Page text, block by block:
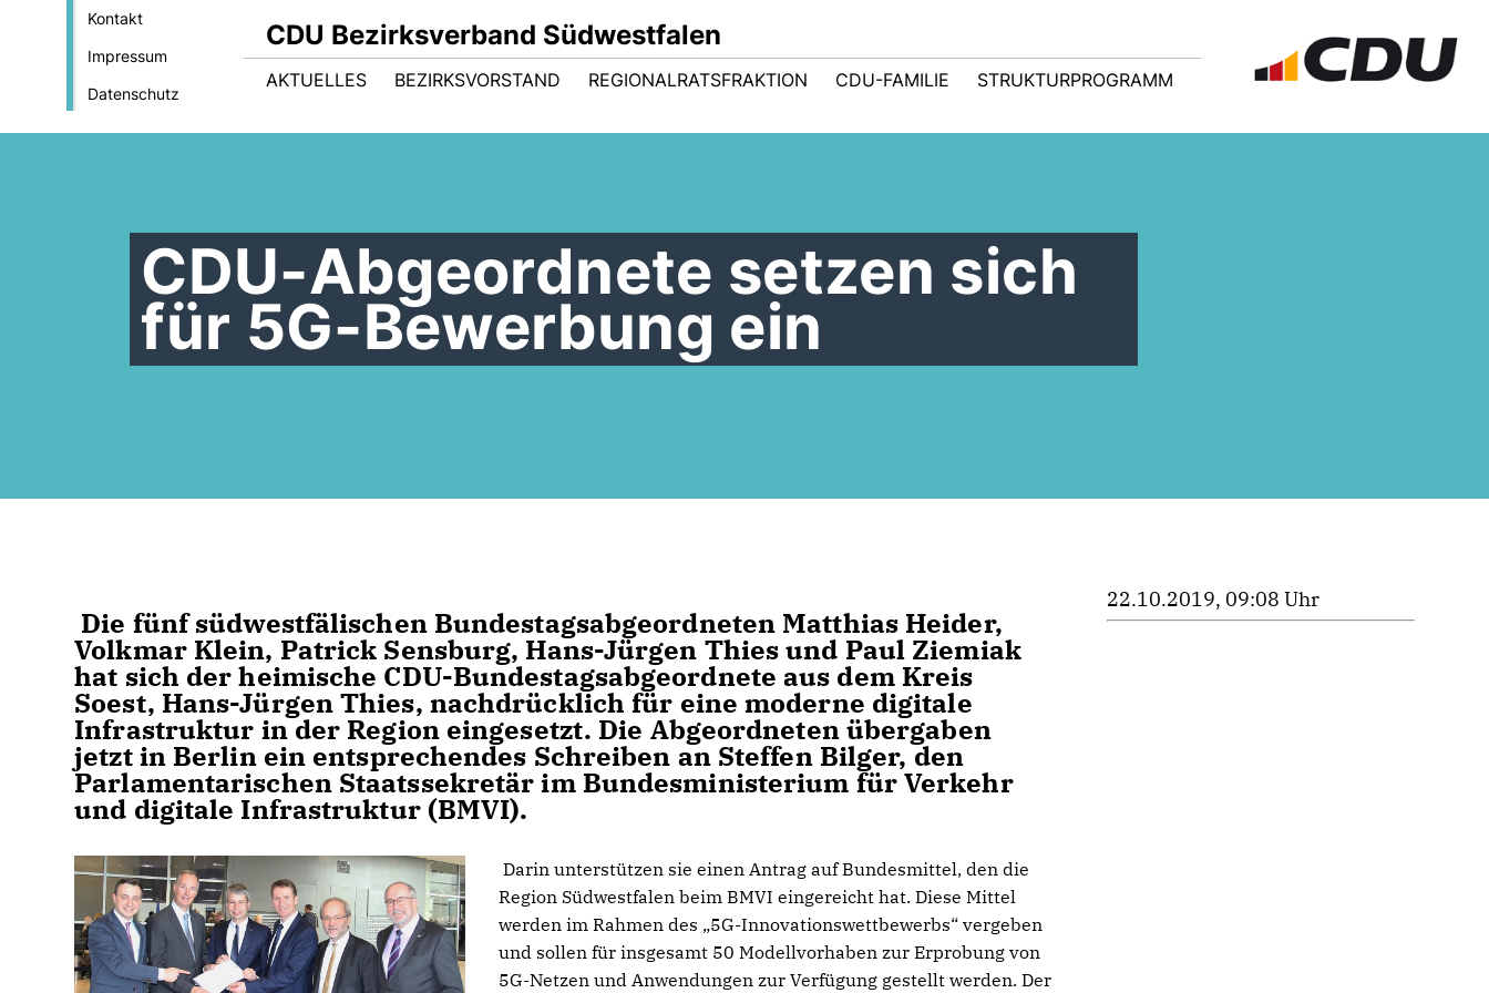
Kontakt
Impressum
Datenschutz
CDU Bezirksverband Südwestfalen
AKTUELLES BEZIRKSVORSTAND REGIONALRATSFRAKTION CDU-FAMILIE STRUKTURPROGRAMM
CDU-Abgeordnete setzen sich
für 5G-Bewerbung ein
Die fünf südwestfälischen Bundestagsabgeordneten Matthias Heider,
Volkmar Klein, Patrick Sensburg, Hans-Jürgen Thies und Paul Ziemiak
hat sich der heimische CDU-Bundestagsabgeordnete aus dem Kreis
Soest, Hans-Jürgen Thies, nachdrücklich für eine moderne digitale
Infrastruktur in der Region eingesetzt. Die Abgeordneten übergaben
jetzt in Berlin ein entsprechendes Schreiben an Steffen Bilger, den
Parlamentarischen Staatssekretär im Bundesministerium für Verkehr
und digitale Infrastruktur (BMVI).
Darin unterstützen sie einen Antrag auf Bundesmittel, den die
Region Südwestfalen beim BMVI eingereicht hat. Diese Mittel
werden im Rahmen des „5G-Innovationswettbewerbs“ vergeben
und sollen für insgesamt 50 Modellvorhaben zur Erprobung von
5G-Netzen und Anwendungen zur Verfügung gestellt werden. Der
22.10.2019, 09:08 Uhr